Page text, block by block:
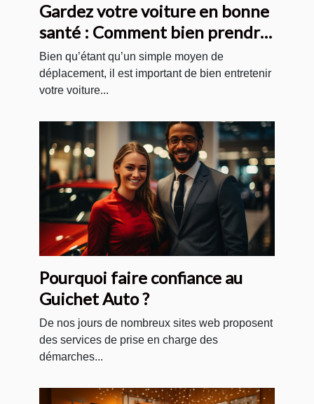
Gardez votre voiture en bonne
santé : Comment bien prendre
soin de votre automobile ?
Bien qu’étant qu’un simple moyen de
déplacement, il est important de bien entretenir
votre voiture...
Pourquoi faire confiance au
Guichet Auto ?
De nos jours de nombreux sites web proposent
des services de prise en charge des
démarches...